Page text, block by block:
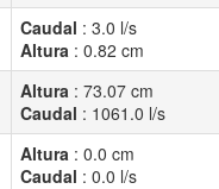
Caudal : 3.0 l/s
Altura : 0.82 cm
Altura : 73.07 cm
Caudal : 1061.0 l/s
Altura : 0.0 cm
Caudal : 0.0 l/s